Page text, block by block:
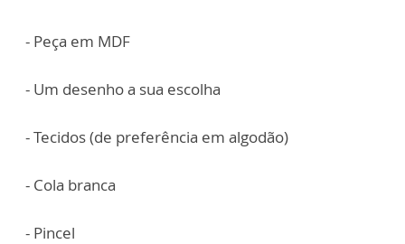
- Peça em MDF
- Um desenho a sua escolha
- Tecidos (de preferência em algodão)
- Cola branca
- Pincel